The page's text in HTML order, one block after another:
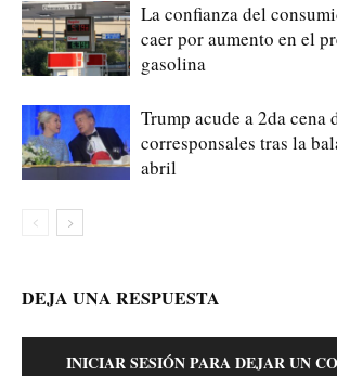
La confianza del
caer por aumento en el
gasolina
Trump acude a 2da cena
corresponsales tras la
abril
DEJA UNA RESPUESTA
INICIAR SESIÓN PARA DEJAR UN